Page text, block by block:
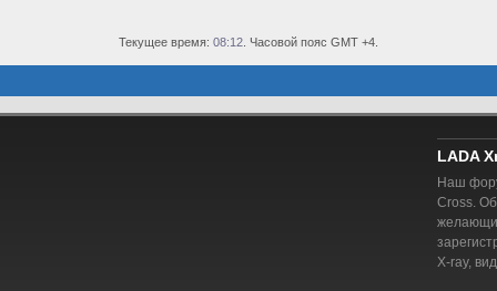
Текущее время: 08:12 . Часовой пояс GMT +4.
LADA
Наш
Cross.
X-ray,